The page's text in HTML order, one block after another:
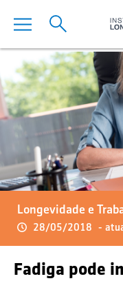
Longevidade e
28/05/2018 -
Fadiga pode